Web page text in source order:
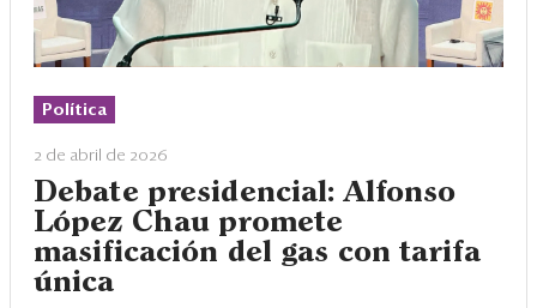
Política
2 de abril de 2026
Debate presidencial: Alfonso
López Chau promete
masificación del gas con tarifa
única